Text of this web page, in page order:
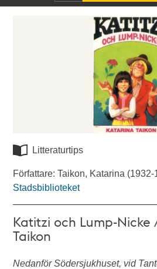
Litteraturtips
Författare: Taikon, Katarina (1932-
Stadsbiblioteket
Katitzi och Lump-Nicke
Taikon
Nedanför Södersjukhuset, vid